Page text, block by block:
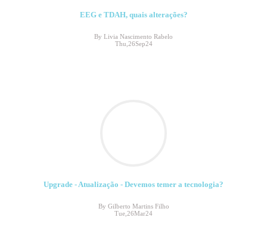
EEG e TDAH, quais alterações?
By Livia Nascimento Rabelo
Thu,26Sep24
Upgrade - Atualização - Devemos temer a tecnologia?
By Gilberto Martins Filho
Tue,26Mar24